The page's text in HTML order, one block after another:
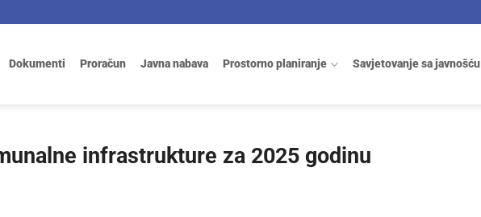
Dokumenti Proračun Javna nabava Prostorno planiranje Savjetovanje sa javnošću
infrastrukture za 2025 godinu